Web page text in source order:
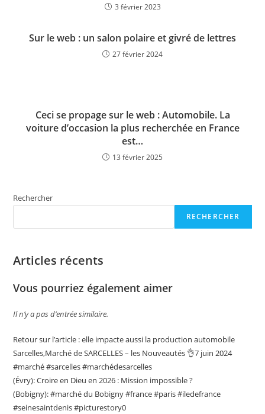
3 février 2023
Sur le web : un salon polaire et givré de lettres
27 février 2024
Ceci se propage sur le web : Automobile. La
voiture d’occasion la plus recherchée en France
est…
13 février 2025
Rechercher
RECHERCHER
Articles récents
Vous pourriez également aimer
Il n’y a pas d’entrée similaire.
Retour sur l’article : elle impacte aussi la production automobile
Sarcelles,Marché de SARCELLES – les Nouveautés 👌7 juin 2024
#marché #sarcelles #marchédesarcelles
(Évry): Croire en Dieu en 2026 : Mission impossible ?
(Bobigny): #marché du Bobigny #france #paris #iledefrance
#seinesaintdenis #picturestory0